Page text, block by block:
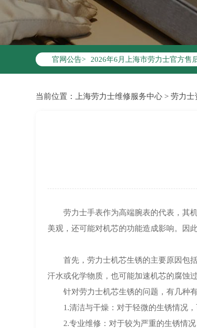
官网公告>
2026年6月劳力士上海市售后服
2026年6月劳力士售后服务中心
上海市徐汇区虹桥路3号港汇中
当前位置： 上海劳力士维修服务中心 > 劳力士
劳力士手表作为高端腕表的代表，其机
美观，还可能对机芯的功能造成影响。因
首先，劳力士机芯生锈的主要原因包括
汗水或化学物质，也可能加速机芯的腐蚀
针对劳力士机芯生锈的问题，有几种有
1.清洁与干燥：对于轻微的生锈情况，
2.专业维修：对于较为严重的生锈情况